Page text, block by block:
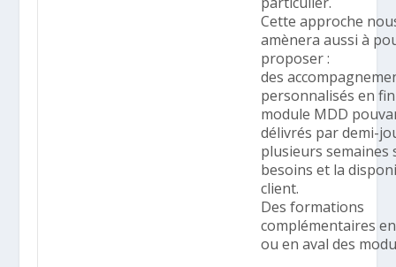
Cette approche
amènera aussi à
proposer :
des
personnalisés en
module MDD
délivrés par demi-
plusieurs semaines
besoins et la
client.
Des formations
complémentaires
ou en aval des